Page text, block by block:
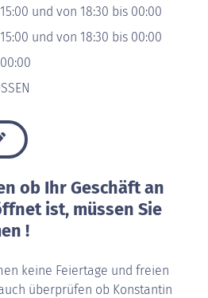
und von 18:30 bis 00:00
und von 18:30 bis 00:00
ob Ihr Geschäft an
ist, müssen Sie
!
keine Feiertage und freien
überprüfen ob Konstantin